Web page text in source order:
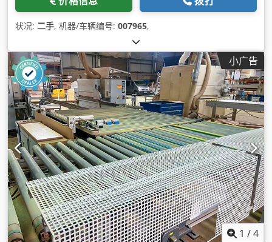
状况: 二手, 机器/车辆编号: 007965,
小广告
1 /4